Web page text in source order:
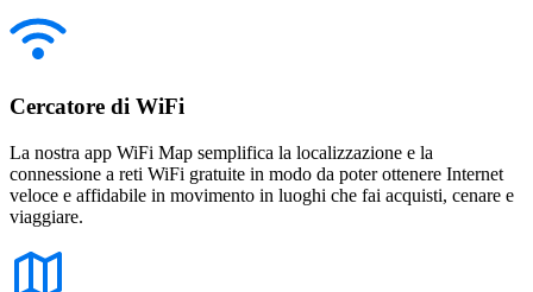
Cercatore di WiFi
La nostra app WiFi Map semplifica la localizzazione e la
connessione a reti WiFi gratuite in modo da poter ottenere Internet
veloce e affidabile in movimento in luoghi che fai acquisti, cenare e
viaggiare.